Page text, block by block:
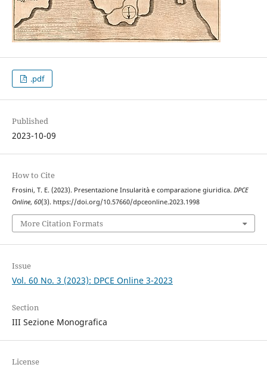
.pdf
Published
2023-10-09
How to Cite
Frosini, T. E. (2023). Presentazione Insularità e comparazione giuridica. DPCE
Online, 60(3). https://doi.org/10.57660/dpceonline.2023.1998
More Citation Formats
Issue
Vol. 60 No. 3 (2023): DPCE Online 3-2023
Section
III Sezione Monografica
License